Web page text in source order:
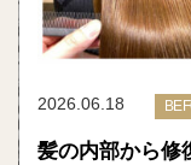
2026.06.18
髪の内部から修